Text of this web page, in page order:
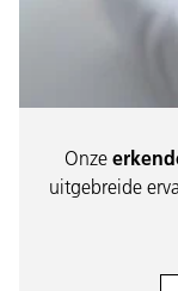
Onze
uitgebreide